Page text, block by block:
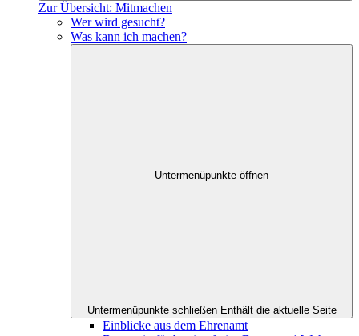
Zur Übersicht: Mitmachen
Wer wird gesucht?
Was kann ich machen?
Untermenüpunkte öffnen
Untermenüpunkte schließen Enthält die aktuelle Seite
Einblicke aus dem Ehrenamt